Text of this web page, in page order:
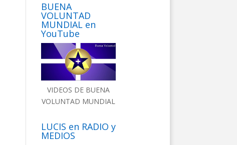
BUENA
VOLUNTAD
MUNDIAL en
YouTube
VIDEOS DE BUENA
VOLUNTAD MUNDIAL
LUCIS en RADIO y
MEDIOS